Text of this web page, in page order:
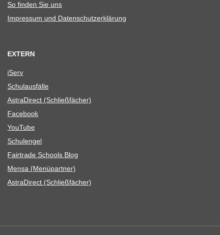
So fin­den Sie uns
Impres­sum und Datenschutzerklärung
EXTERN
iServ
Schul­aus­fälle
Astra­Di­rect (Schließ­fä­cher)
Face­book
You­Tube
Schul­en­gel
Fair­trade Schools Blog
Mensa (Menü­part­ner)
Astra­Di­rect (Schließ­fä­cher)